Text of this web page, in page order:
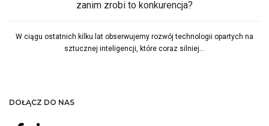
zanim zrobi to konkurencja?
W ciągu ostatnich kilku lat obserwujemy rozwój technologii opartych na
sztucznej inteligencji, które coraz silniej...
DOŁĄCZ DO NAS